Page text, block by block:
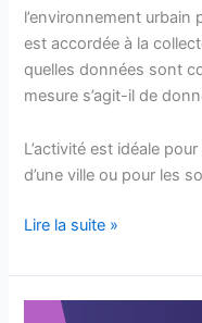
l’environnement
est accordée à la
quelles données sont
mesure s’agit-il de
L’activité est idéale
d’une ville ou pour les
Lire la suite »
L’intelligence